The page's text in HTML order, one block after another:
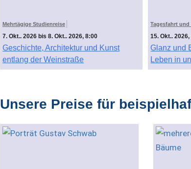
Mehrtägige Studienreise
7. Okt.. 2026 bis 8. Okt.. 2026, 8:00
Geschichte, Architektur und Kunst
entlang der Weinstraße
Tagesfahrt und
15. Okt..
Glanz und
Leben in
Unsere Preise für